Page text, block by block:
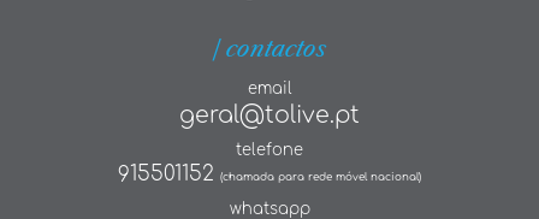
| contactos
email
geral@tolive.pt
telefone
915501152 (chamada para rede móvel nacional)
whatsapp